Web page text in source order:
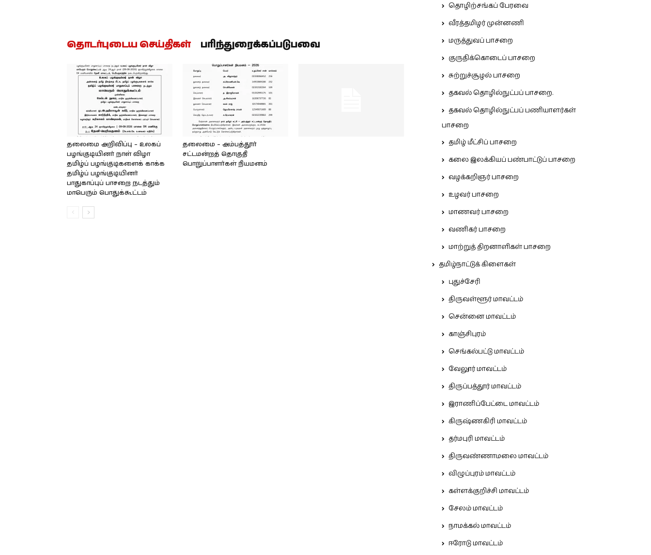
தொடர்புடைய செய்திகள் பரிந்துரைக்கப்படுபவை
தலைமை அறிவிப்பு – உலகப்
பழங்குடியினர் நாள் விழா
தமிழ்ப் பழங்குடிகளைக் காக்க
தமிழ்ப் பழங்குடியினர்
பாதுகாப்புப் பாசறை நடத்தும்
மாபெரும் பொதுக்கூட்டம்
தலைமை – அம்பத்தூர்
சட்டமன்றத் தொகுதி
பொறுப்பாளர்கள் நியமனம்
தொழிற்சங்கப் பேரவை
வீரத்தமிழர் முன்னணி
மருத்துவப் பாசறை
குருதிக்கொடைப் பாசறை
சுற்றுச்சூழல் பாசறை
தகவல் தொழில்நுட்பப் பாசறை.
தகவல் தொழில்நுட்பப் பணியாளர்கள்
பாசறை
தமிழ் மீட்சிப் பாசறை
கலை இலக்கியப் பண்பாட்டுப் பாசறை
வழக்கறிஞர் பாசறை
உழவர் பாசறை
மாணவர் பாசறை
வணிகர் பாசறை
மாற்றுத் திறனாளிகள் பாசறை
தமிழ்நாட்டுக் கிளைகள்
புதுச்சேரி
திருவள்ளூர் மாவட்டம்
சென்னை மாவட்டம்
காஞ்சிபுரம்
செங்கல்பட்டு மாவட்டம்
வேலூர் மாவட்டம்
திருப்பத்தூர் மாவட்டம்
இராணிப்பேட்டை மாவட்டம்
கிருஷ்ணகிரி மாவட்டம்
தர்மபுரி மாவட்டம்
திருவண்ணாமலை மாவட்டம்
விழுப்புரம் மாவட்டம்
கள்ளக்குறிச்சி மாவட்டம்
சேலம் மாவட்டம்
நாமக்கல் மாவட்டம்
ஈரோடு மாவட்டம்